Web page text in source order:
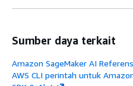
Sumber daya terkait
Amazon SageMaker AI
AWS CLI perintah untuk